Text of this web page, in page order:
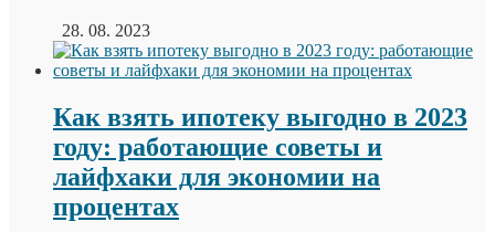
28. 08. 2023
Как взять ипотеку выгодно в 2023
году: работающие советы и
лайфхаки для экономии на
процентах